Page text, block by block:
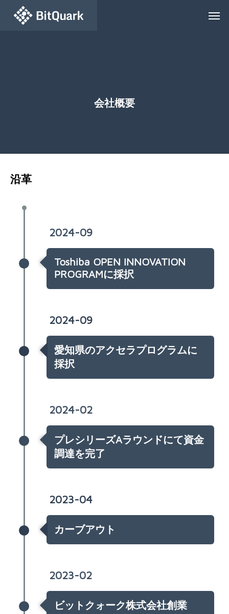
会社概要
沿革
2024-09
Toshiba OPEN INNOVATION
PROGRAMに採択
2024-09
愛知県のアクセラプログラムに
採択
2024-02
プレシリーズAラウンドにて資金
調達を完了
2023-04
カーブアウト
2023-02
ビットクォーク株式会社創業